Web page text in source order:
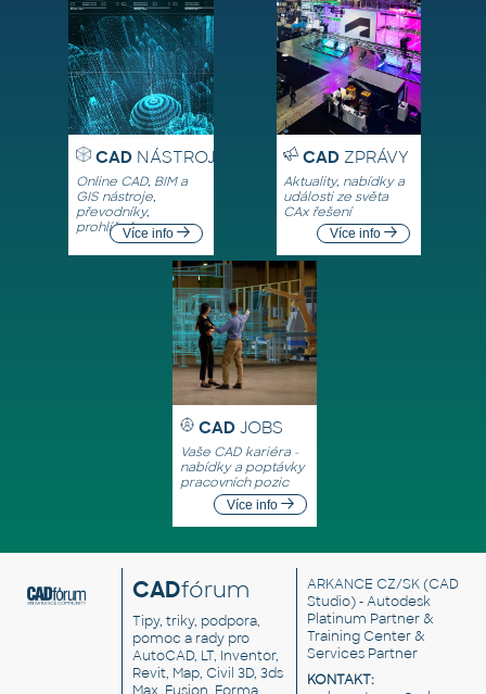
CADNÁSTROJE
Online CAD, BIM a
GIS nástroje,
převodníky,
prohlížečeVíce info
CADZPRÁVY
Aktuality, nabídky a
události ze světa
CAx řešení
Více info
CAD JOBS
Vaše CAD kariéra -
nabídky a poptávky
pracovních pozic
Více info
CADfórum
Tipy, triky, podpora,
pomoc a rady pro
AutoCAD, LT, Inventor,
Revit, Map, Civil 3D, 3ds
Max, Fusion, Forma,
ARKANCE CZ/SK(CAD
Studio) - Autodesk
Platinum Partner &
Training Center &
Services Partner
KONTAKT: